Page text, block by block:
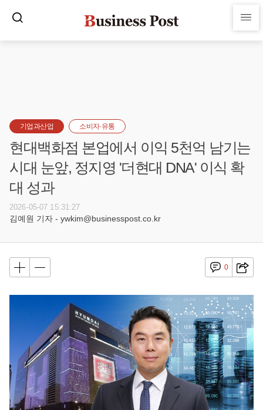
기업과산업 소비자·유통
현대백화점 본업에서 이익 5천억 남기는
시대 눈앞, 정지영 '더현대 DNA' 이식 확
대 성과
2026-05-07 15:31:27
김예원 기자 - ywkim@businesspost.co.kr
0